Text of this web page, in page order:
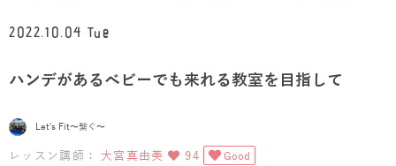
2022.10.04 Tue
ハンデがあるベビーでも来れる教室を目指して
Let's Fit〜繋ぐ〜
レッスン講師： 大宮真由美 94 Good